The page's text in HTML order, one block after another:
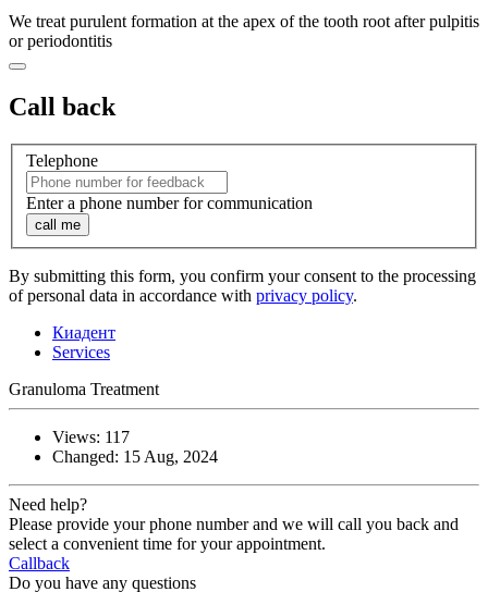
We treat purulent formation at the apex of the tooth root after pulpitis
or periodontitis
Call back
Telephone
Enter a phone number for communication
call me
By submitting this form, you confirm your consent to the processing
of personal data in accordance with privacy policy.
Киадент
Services
Granuloma Treatment
Views: 117
Changed: 15 Aug, 2024
Need help?
Please provide your phone number and we will call you back and
select a convenient time for your appointment.
Callback
Do you have any questions